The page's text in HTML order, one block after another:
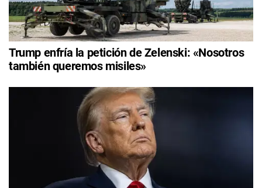
Trump enfría la petición de Zelenski: «Nosotros
también queremos misiles»